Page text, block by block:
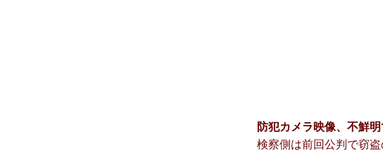
防犯カメラ映像、不鮮
検察側は前回公判で窃